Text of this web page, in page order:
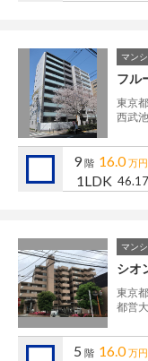
マン
フル
東京
西武
9階 16.0万円
1LDK
マン
シオ
東京
都営
5 階 16.0万円